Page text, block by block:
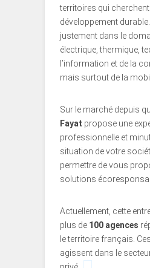
territoires qui
développement
justement dans le
électrique, thermique,
l’information et de la
mais surtout de la
Sur le marché depuis
Fayat propose une
professionnelle et
situation de votre
permettre de vous
solutions
Actuellement, cette
plus de 100 agences
le territoire français.
agissent dans le